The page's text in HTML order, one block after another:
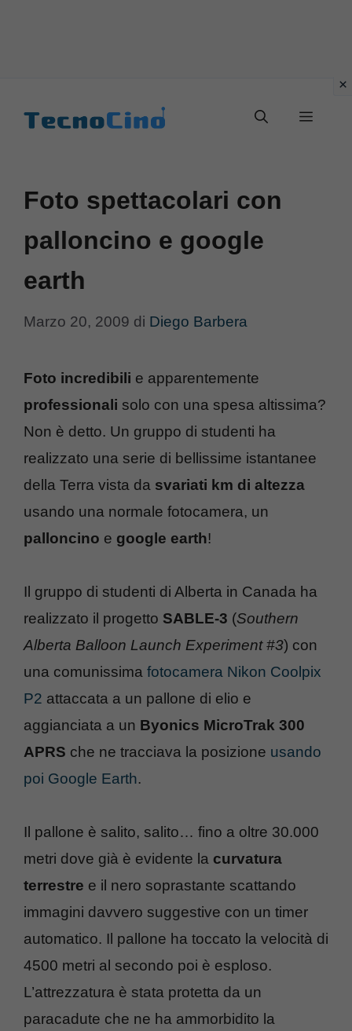
Menu
Foto spettacolari con
palloncino e google
earth
Marzo 20, 2009 di Diego Barbera
Foto incredibili e apparentemente
professionali solo con una spesa altissima?
Non è detto. Un gruppo di studenti ha
realizzato una serie di bellissime istantanee
della Terra vista da svariati km di altezza
usando una normale fotocamera, un
palloncino e google earth!
Il gruppo di studenti di Alberta in Canada ha
realizzato il progetto SABLE-3 (Southern
Alberta Balloon Launch Experiment #3) con
una comunissima fotocamera Nikon Coolpix
P2 attaccata a un pallone di elio e
aggianciata a un Byonics MicroTrak 300
APRS che ne tracciava la posizione usando
poi Google Earth.
Il pallone è salito, salito… fino a oltre 30.000
metri dove già è evidente la curvatura
terrestre e il nero soprastante scattando
immagini davvero suggestive con un timer
automatico. Il pallone ha toccato la velocità di
4500 metri al secondo poi è esploso.
L’attrezzatura è stata protetta da un
paracadute che ne ha ammorbidito la